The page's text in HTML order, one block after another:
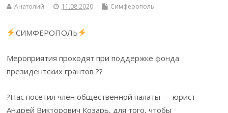
Анатолий 11.08.2020 Симферополь
СИМФЕРОПОЛЬ
Мероприятия проходят при поддержке фонда
президентских грантов ??
?Нас посетил член общественной палаты — юрист
Андрей Викторович Козарь, для того, чтобы